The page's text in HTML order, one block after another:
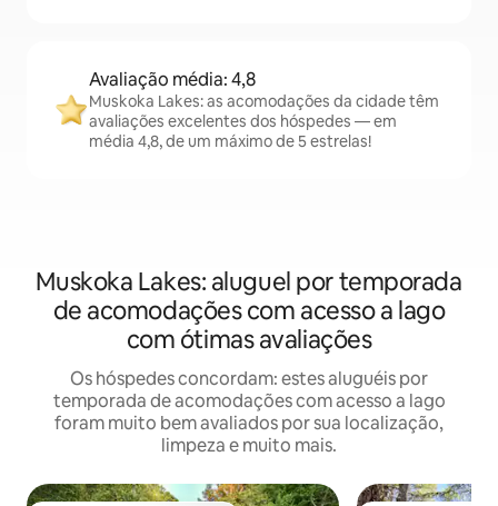
Avaliação média: 4,8
Muskoka Lakes: as acomodações da cidade têm
avaliações excelentes dos hóspedes — em
média 4,8, de um máximo de 5 estrelas!
Muskoka Lakes: aluguel por temporada
de acomodações com acesso a lago
com ótimas avaliações
Os hóspedes concordam: estes aluguéis por
temporada de acomodações com acesso a lago
foram muito bem avaliados por sua localização,
limpeza e muito mais.